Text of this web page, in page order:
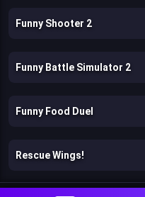
Funny Shooter 2
Funny Battle Simulator 2
Funny Food Duel
Rescue Wings!